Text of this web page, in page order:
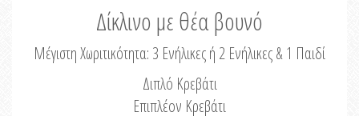
Δίκλινο με θέα βουνό
Μέγιστη Χωριτικότητα: 3 Ενήλικες ή 2 Ενήλικες & 1 Παιδί
Διπλό Κρεβάτι
Επιπλέον Κρεβάτι